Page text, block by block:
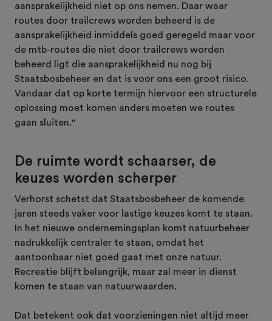
aansprakelijkheid niet op ons nemen. Daar waar
routes door trailcrews worden beheerd is de
aansprakelijkheid inmiddels goed geregeld maar voor
de mtb-routes die niet door trailcrews worden
beheerd ligt die aansprakelijkheid nu nog bij
Staatsbosbeheer en dat is voor ons een groot risico.
Vandaar dat op korte termijn hiervoor een structurele
oplossing moet komen anders moeten we routes
gaan sluiten."
De ruimte wordt schaarser, de
keuzes worden scherper
Verhorst schetst dat Staatsbosbeheer de komende
jaren steeds vaker voor lastige keuzes komt te staan.
In het nieuwe ondernemingsplan komt natuurbeheer
nadrukkelijk centraler te staan, omdat het
aantoonbaar niet goed gaat met onze natuur.
Recreatie blijft belangrijk, maar zal meer in dienst
komen te staan van natuurwaarden.
Dat betekent ook dat voorzieningen niet altijd meer